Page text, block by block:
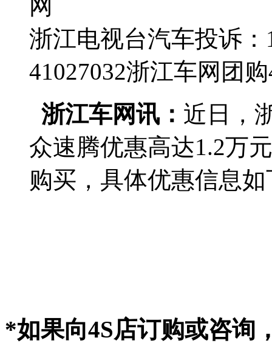
网
浙江电视台汽车投诉：
41027032浙江车网团
浙江车网讯： 近日，
众速腾优惠高达1.2万
购买，具体优惠信息
*如果向4S店订购或咨询